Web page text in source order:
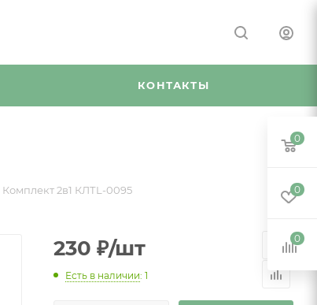
КОНТАКТЫ
Комплект 2в1 КЛТL-0095
230 ₽/шт
Есть в наличии: 1
0
0
0